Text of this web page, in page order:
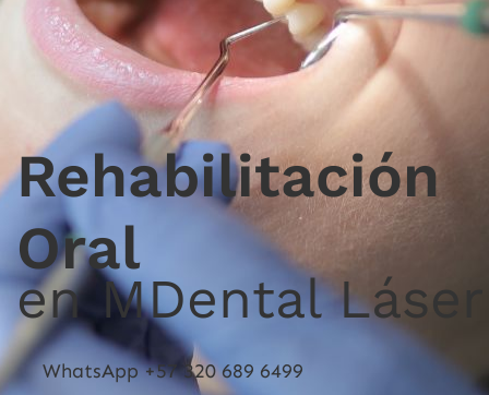
Rehabilitación
Oral
en MDental Láser
WhatsApp +57 320 689 6499